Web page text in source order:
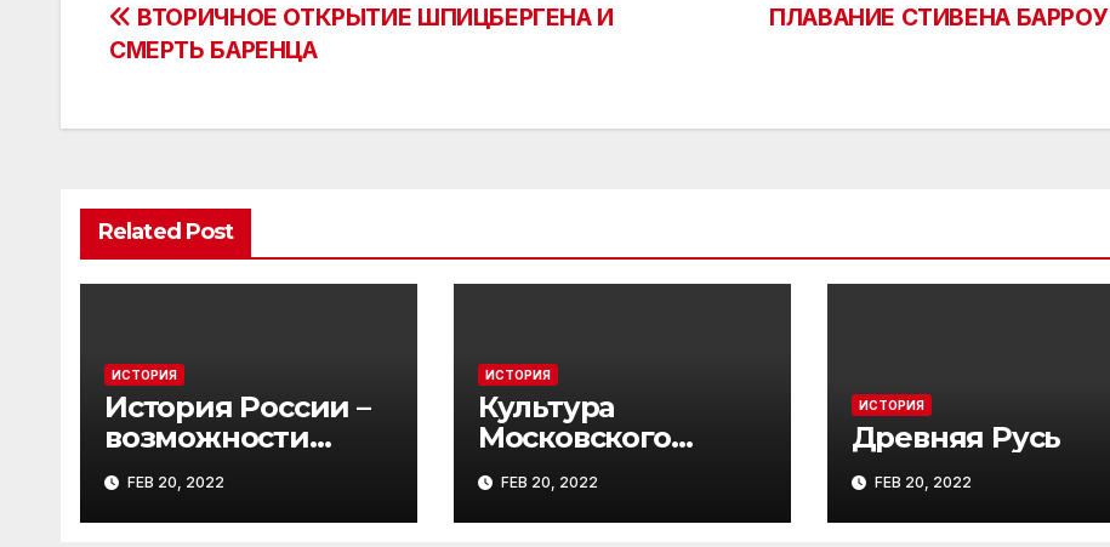
Post
navigation
ПЛАВАНИЕ СТИВЕНА БАРРОУ
ВТОРИЧНОЕ ОТКРЫТИЕ ШПИЦБЕРГЕНА И
СМЕРТЬ БАРЕНЦА
Related Post
ИСТОРИЯ
История России –
возможности
изучения
FEB 20, 2022
ИСТОРИЯ
Культура
Московского
государства
FEB 20, 2022
ИСТОРИЯ
Древняя Русь
FEB 20, 2022